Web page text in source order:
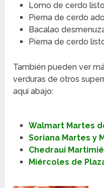
Lomo de cerdo
Pierna de cerdo
Bacalao
Pierna de cerdo
También pueden ver
verduras de otros
aquí abajo:
Walmart Martes
Soriana Martes y
Chedraui
Miércoles de